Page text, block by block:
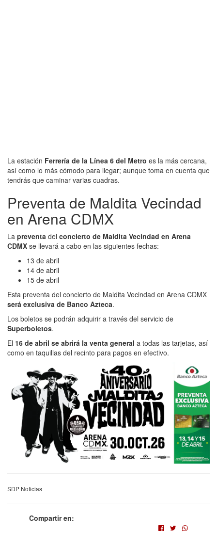
La estación Ferrería de la Línea 6 del Metro es la más cercana,
así como lo más cómodo para llegar; aunque toma en cuenta que
tendrás que caminar varias cuadras.
Preventa de Maldita Vecindad
en Arena CDMX
La preventa del concierto de Maldita Vecindad en Arena
CDMX se llevará a cabo en las siguientes fechas:
13 de abril
14 de abril
15 de abril
Esta preventa del concierto de Maldita Vecindad en Arena CDMX
será exclusiva de Banco Azteca.
Los boletos se podrán adquirir a través del servicio de
Superboletos.
El 16 de abril se abrirá la venta general a todas las tarjetas, así
como en taquillas del recinto para pagos en efectivo.
SDP Noticias
Compartir en: